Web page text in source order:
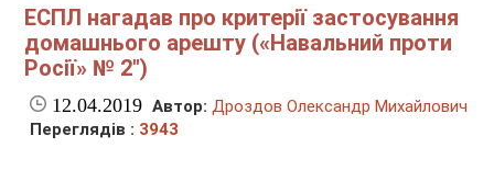
ЕСПЛ нагадав про критерії застосування
домашнього арешту («Навальний проти
Росії» № 2")
12.04.2019 Автор: Дроздов Олександр Михайлович
Переглядів : 3943